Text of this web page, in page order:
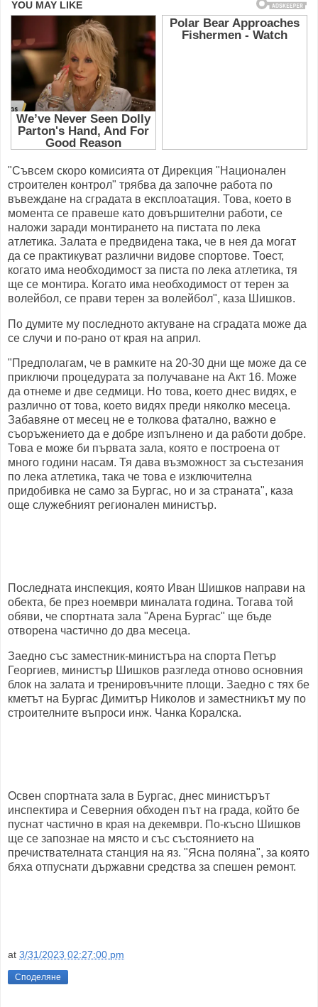
"Съвсем скоро комисията от Дирекция "Национален
строителен контрол" трябва да започне работа по
въвеждане на сградата в експлоатация. Това, което в
момента се правеше като довършителни работи, се
наложи заради монтирането на пистата по лека
атлетика. Залата е предвидена така, че в нея да могат
да се практикуват различни видове спортове. Тоест,
когато има необходимост за писта по лека атлетика, тя
ще се монтира. Когато има необходимост от терен за
волейбол, се прави терен за волейбол", каза Шишков.
По думите му последното актуване на сградата може да
се случи и по-рано от края на април.
"Предполагам, че в рамките на 20-30 дни ще може да се
приключи процедурата за получаване на Акт 16. Може
да отнеме и две седмици. Но това, което днес видях, е
различно от това, което видях преди няколко месеца.
Забавяне от месец не е толкова фатално, важно е
съоръжението да е добре изпълнено и да работи добре.
Това е може би първата зала, която е построена от
много години насам. Тя дава възможност за състезания
по лека атлетика, така че това е изключителна
придобивка не само за Бургас, но и за страната", каза
още служебният регионален министър.
Последната инспекция, която Иван Шишков направи на
обекта, бе през ноември миналата година. Тогава той
обяви, че спортната зала "Арена Бургас" ще бъде
отворена частично до два месеца.
Заедно със заместник-министъра на спорта Петър
Георгиев, министър Шишков разгледа отново основния
блок на залата и тренировъчните площи. Заедно с тях бе
кметът на Бургас Димитър Николов и заместникът му по
строителните въпроси инж. Чанка Коралска.
Освен спортната зала в Бургас, днес министърът
инспектира и Северния обходен път на града, който бе
пуснат частично в края на декември. По-късно Шишков
ще се запознае на място и със състоянието на
пречиствателната станция на яз. "Ясна поляна", за която
бяха отпуснати държавни средства за спешен ремонт.
at 3/31/2023 02:27:00 pm
Споделяне